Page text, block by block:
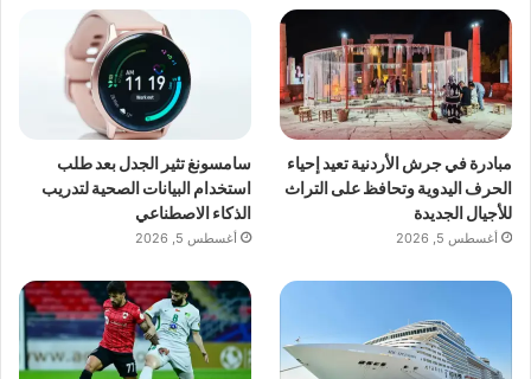
مبادرة في جرش الأردنية تعيد إحياء
الحرف اليدوية وتحافظ على التراث
للأجيال الجديدة
أغسطس 5, 2026
سامسونغ تثير الجدل بعد طلب
استخدام البيانات الصحية لتدريب
الذكاء الاصطناعي
أغسطس 5, 2026